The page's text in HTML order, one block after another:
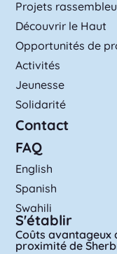
Projets
Découvrir le Haut
Opportunités de
Activités
Jeunesse
Solidarité
Contact
FAQ
English
Spanish
Swahili
S'établir
Coûts avantageux
proximité de